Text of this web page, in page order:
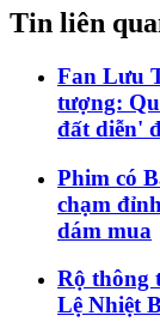
Tin liên
Fan Lưu
tượng:
đất diễn'
Phim có
chạm
dám mua
Rộ thông
Lệ Nhiệt